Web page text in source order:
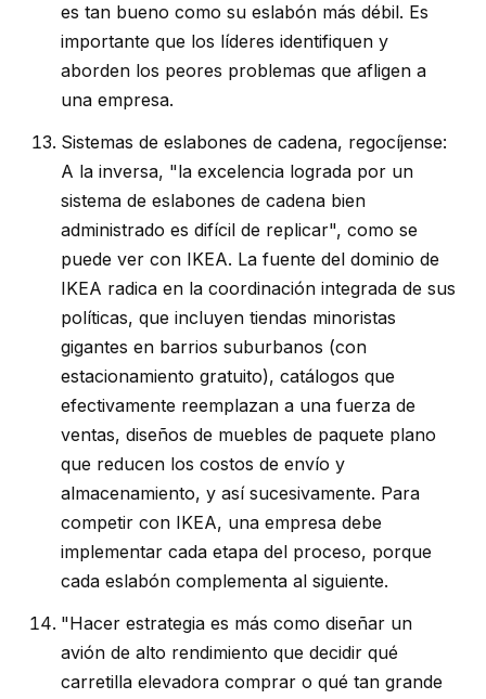
es tan bueno como su eslabón más débil. Es
importante que los líderes identifiquen y
aborden los peores problemas que afligen a
una empresa.
Sistemas de eslabones de cadena, regocíjense:
A la inversa, "la excelencia lograda por un
sistema de eslabones de cadena bien
administrado es difícil de replicar", como se
puede ver con IKEA. La fuente del dominio de
IKEA radica en la coordinación integrada de sus
políticas, que incluyen tiendas minoristas
gigantes en barrios suburbanos (con
estacionamiento gratuito), catálogos que
efectivamente reemplazan a una fuerza de
ventas, diseños de muebles de paquete plano
que reducen los costos de envío y
almacenamiento, y así sucesivamente. Para
competir con IKEA, una empresa debe
implementar cada etapa del proceso, porque
cada eslabón complementa al siguiente.
"Hacer estrategia es más como diseñar un
avión de alto rendimiento que decidir qué
carretilla elevadora comprar o qué tan grande